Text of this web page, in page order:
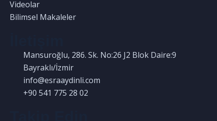
Videolar
Bilimsel Makaleler
Mansuroğlu, 286. Sk. No:26 J2 Blok Daire:9
Bayraklı/İzmir
info@esraaydinli.com
+90 541 775 28 02